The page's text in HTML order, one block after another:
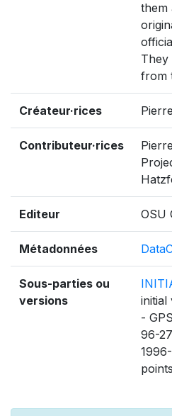
them
They
from
Créateur·rices
Contributeur·rices
Editeur OSU
Métadonnées
Sous-parties ou
versions
initial
-
96-
points